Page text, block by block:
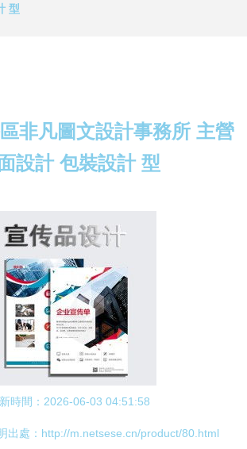
型
非凡圖文設計事務所 主營
設計 包裝設計 型
時間：2026-06-03 04:51:58
出處：http://m.netsese.cn/product/80.html